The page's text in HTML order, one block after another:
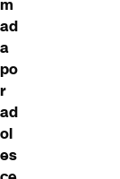
m
ad
a
po
r
ad
ol
es